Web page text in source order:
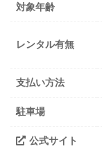
対象年齢
レンタル有無
支払い方法
駐車場
公式サイト